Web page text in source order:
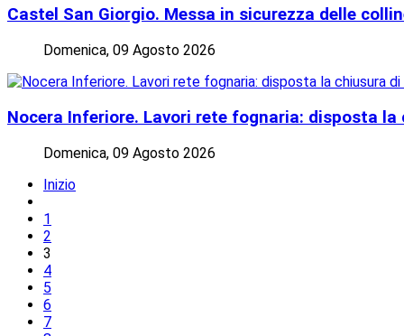
Castel San Giorgio. Messa in sicurezza delle
Domenica, 09 Agosto 2026
Nocera Inferiore. Lavori rete fognaria: disposta
Domenica, 09 Agosto 2026
Inizio
1
2
3
4
5
6
7